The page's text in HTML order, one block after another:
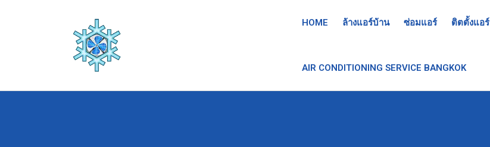
HOME ล้างแอร์บ้าน ซ่อมแอร์ ติตตั้งแอร์
AIR CONDITIONING SERVICE BANGKOK